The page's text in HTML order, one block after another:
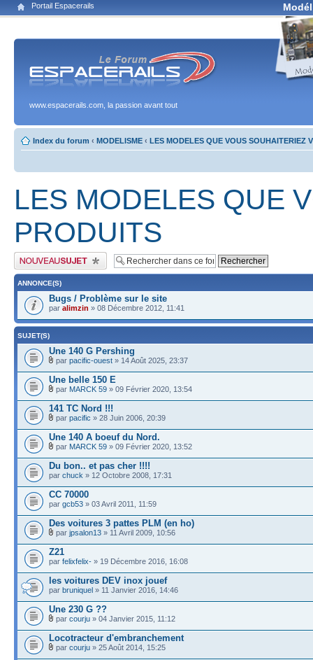
Portail Espacerails
www.espacerails.com, la passion avant tout
Index du forum ‹ MODELISME ‹ LES MODELES QUE VOUS SOUHAITERIEZ
LES MODELES QUE
PRODUITS
Publier un nouveau sujet
ANNONCE(S)
Bugs / Problème sur le site
par alimzin » 08 Décembre 2012, 11:41
SUJET(S)
Une 140 G Pershing
par pacific-ouest » 14 Août 2025, 23:37
Une belle 150 E
par MARCK 59 » 09 Février 2020, 13:54
141 TC Nord !!!
par pacific » 28 Juin 2006, 20:39
Une 140 A boeuf du Nord.
par MARCK 59 » 09 Février 2020, 13:52
Du bon.. et pas cher !!!!
par chuck » 12 Octobre 2008, 17:31
CC 70000
par gcb53 » 03 Avril 2011, 11:59
Des voitures 3 pattes PLM (en ho)
par jpsalon13 » 11 Avril 2009, 10:56
Z21
par felixfelix- » 19 Décembre 2016, 16:08
les voitures DEV inox jouef
par bruniquel » 11 Janvier 2016, 14:46
Une 230 G ??
par courju » 04 Janvier 2015, 11:12
Locotracteur d'embranchement
par courju » 25 Août 2014, 15:25